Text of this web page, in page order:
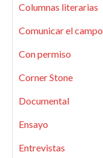
Columnas literarias
Comunicar el campo
Con permiso
Corner Stone
Documental
Ensayo
Entrevistas